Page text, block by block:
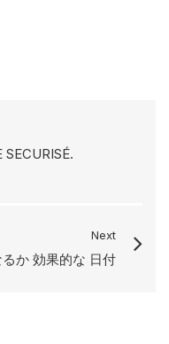
Next
か 効果的な 日付